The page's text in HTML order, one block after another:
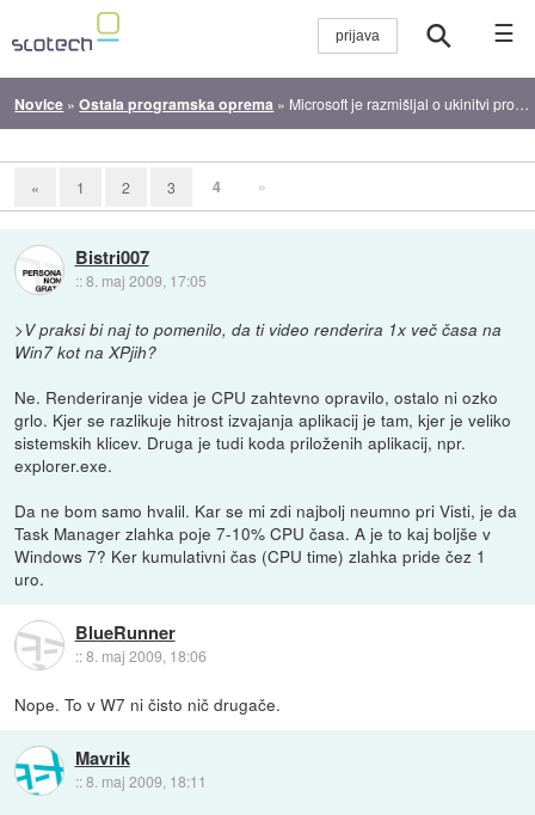
☰
Novice »Ostala programska oprema » Microsoft je razmišljal o ukinitvi prodaje Viste
« 1 2 3 4 »
Bistri007
::8. maj 2009, 17:05
>V praksi bi naj to pomenilo, da ti video renderira 1x več časa na
Win7 kot na XPjih?
Ne. Renderiranje videa je CPU zahtevno opravilo, ostalo ni ozko
grlo. Kjer se razlikuje hitrost izvajanja aplikacij je tam, kjer je veliko
sistemskih klicev. Druga je tudi koda priloženih aplikacij, npr.
explorer.exe.
Da ne bom samo hvalil. Kar se mi zdi najbolj neumno pri Visti, je da
Task Manager zlahka poje 7-10% CPU časa. A je to kaj boljše v
Windows 7? Ker kumulativni čas (CPU time) zlahka pride čez 1
uro.
BlueRunner
::8. maj 2009, 18:06
Nope. To v W7 ni čisto nič drugače.
Mavrik
::8. maj 2009, 18:11